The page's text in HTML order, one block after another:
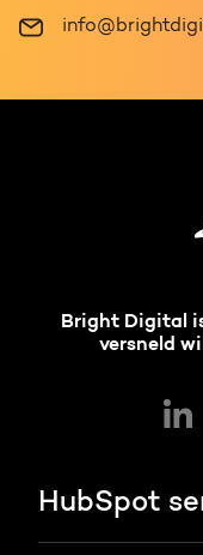
Bright Digital
versneld
HubSpot